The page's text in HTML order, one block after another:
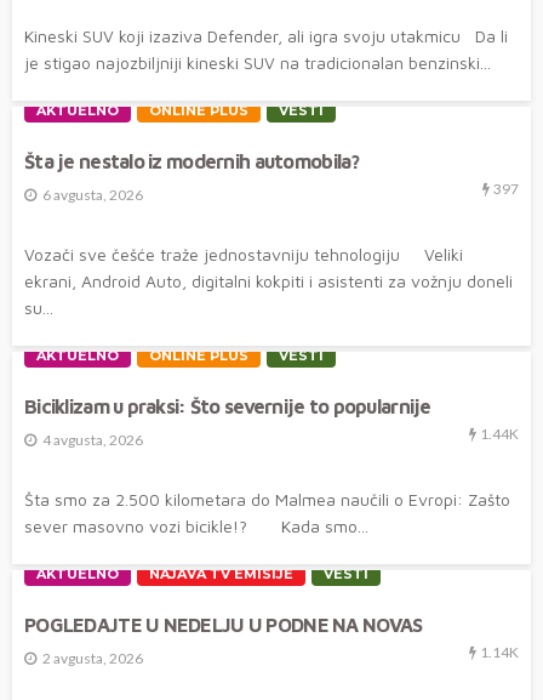
Kineski SUV koji izaziva Defender, ali igra svoju utakmicu Da li
je stigao najozbiljniji kineski SUV na tradicionalan benzinski...
AKTUELNO ONLINE PLUS VESTI
Šta je nestalo iz modernih automobila?
6 avgusta, 2026 397
Vozači sve češće traže jednostavniju tehnologiju Veliki
ekrani, Android Auto, digitalni kokpiti i asistenti za vožnju doneli
su...
AKTUELNO ONLINE PLUS VESTI
Biciklizam u praksi: Što severnije to popularnije
4 avgusta, 2026 1.44K
Šta smo za 2.500 kilometara do Malmea naučili o Evropi: Zašto
sever masovno vozi bicikle!? Kada smo...
AKTUELNO NAJAVA TV EMISIJE VESTI
POGLEDAJTE U NEDELJU U PODNE NA NOVAS
2 avgusta, 2026 1.14K